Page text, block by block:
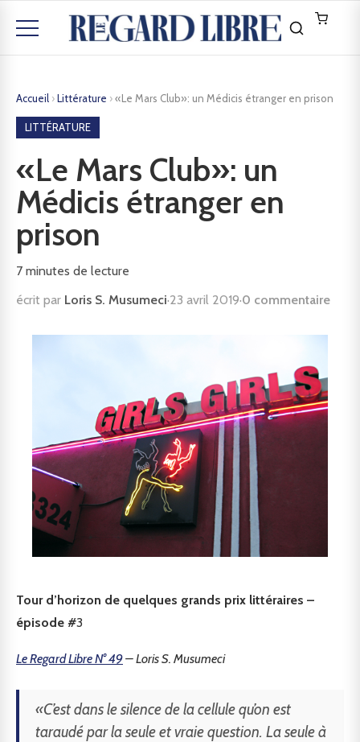
Accueil ›Littérature ›«Le Mars Club»: un Médicis étranger en prison
LITTÉRATURE
«Le Mars Club»: un
Médicis étranger en
prison
7 minutes de lecture
écrit par Loris S. Musumeci·23 avril 2019·0 commentaire
Tour d’horizon de quelques grands prix littéraires –
épisode #3
Le Regard Libre N° 49– Loris S. Musumeci
«C’est dans le silence de la cellule qu’on est
taraudé par la seule et vraie question. La seule à